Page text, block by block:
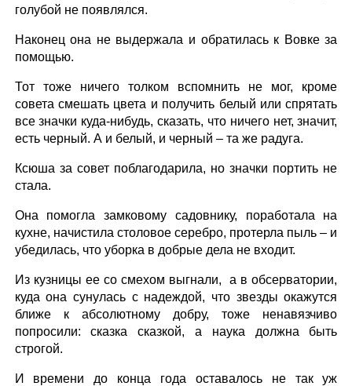
голубой не появлялся.
Наконец она не выдержала и обратилась к Вовке за
помощью.
Тот тоже ничего толком вспомнить не мог, кроме
совета смешать цвета и получить белый или спрятать
все значки куда-нибудь, сказать, что ничего нет, значит,
есть черный. А и белый, и черный – та же радуга.
Ксюша за совет поблагодарила, но значки портить не
стала.
Она помогла замковому садовнику, поработала на
кухне, начистила столовое серебро, протерла пыль – и
убедилась, что уборка в добрые дела не входит.
Из кузницы ее со смехом выгнали, а в обсерватории,
куда она сунулась с надеждой, что звезды окажутся
ближе к абсолютному добру, тоже ненавязчиво
попросили: сказка сказкой, а наука должна быть
строгой.
И времени до конца года оставалось не так уж